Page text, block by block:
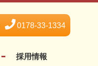
0178-33-1334
採用情報